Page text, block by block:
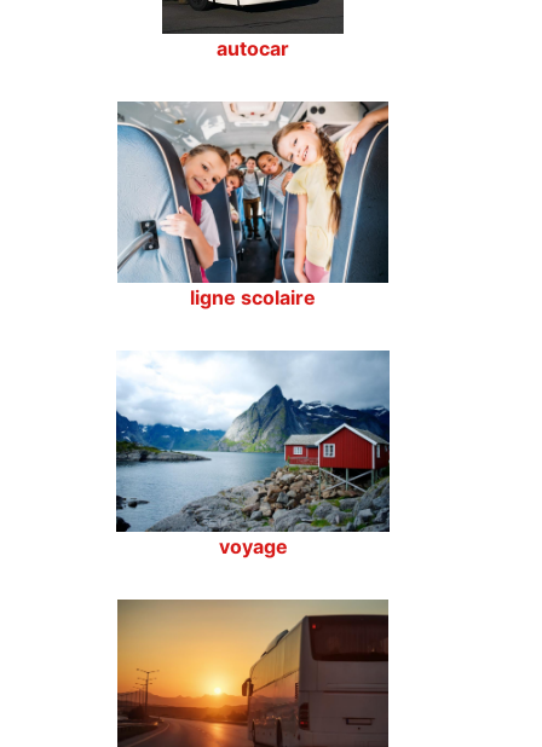
autocar
ligne scolaire
voyage